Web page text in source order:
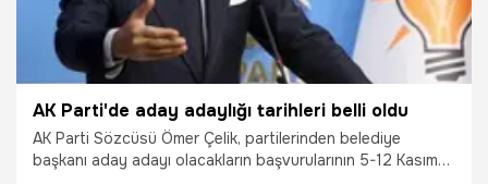
AK Parti'de aday adaylığı tarihleri belli oldu
AK Parti Sözcüsü Ömer Çelik, partilerinden belediye
başkanı aday adayı olacakların başvurularının 5-12 Kasım